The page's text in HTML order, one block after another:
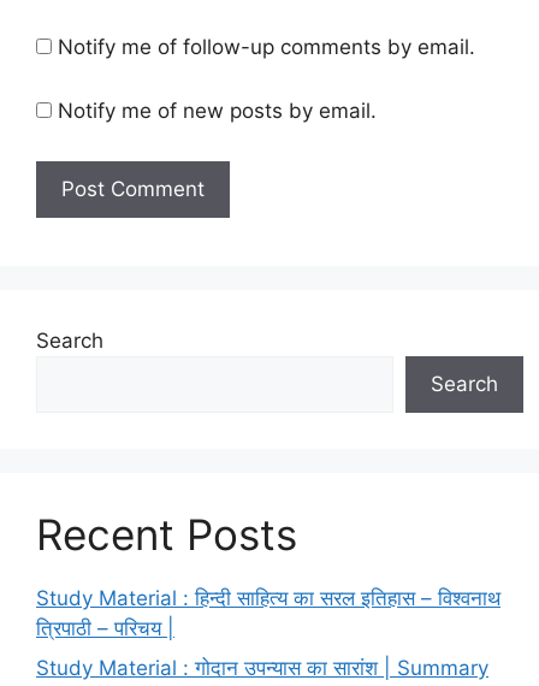
Notify me of follow-up comments by email.
Notify me of new posts by email.
Search
Search
Recent Posts
Study Material : हिन्दी साहित्य का सरल इतिहास – विश्वनाथ
त्रिपाठी – परिचय |
Study Material : गोदान उपन्यास का सारांश | Summary